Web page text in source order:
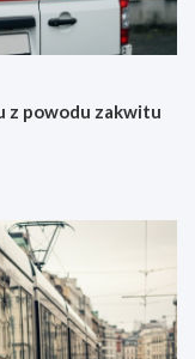
z powodu zakwitu